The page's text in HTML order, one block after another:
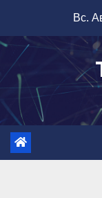
содержимому
Вс.